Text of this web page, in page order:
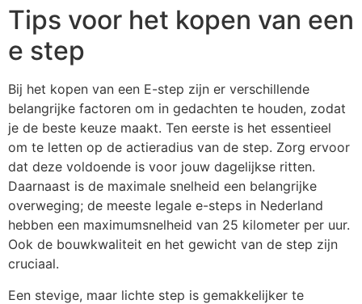
Tips voor het kopen van een
e step
Bij het kopen van een E-step zijn er verschillende
belangrijke factoren om in gedachten te houden, zodat
je de beste keuze maakt. Ten eerste is het essentieel
om te letten op de actieradius van de step. Zorg ervoor
dat deze voldoende is voor jouw dagelijkse ritten.
Daarnaast is de maximale snelheid een belangrijke
overweging; de meeste legale e-steps in Nederland
hebben een maximumsnelheid van 25 kilometer per uur.
Ook de bouwkwaliteit en het gewicht van de step zijn
cruciaal.
Een stevige, maar lichte step is gemakkelijker te